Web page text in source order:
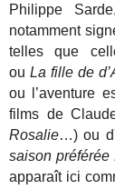
Philippe
notamment
telles que
ou La fille de
ou l’aventure
films de
Rosalie…) ou
saison
apparaît ici